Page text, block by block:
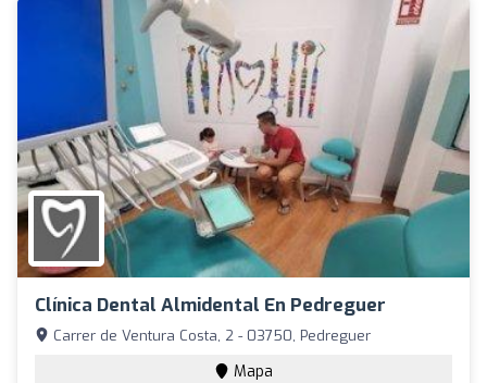
Clínica Dental Almidental En Pedreguer
Carrer de Ventura Costa, 2 - 03750, Pedreguer
Mapa